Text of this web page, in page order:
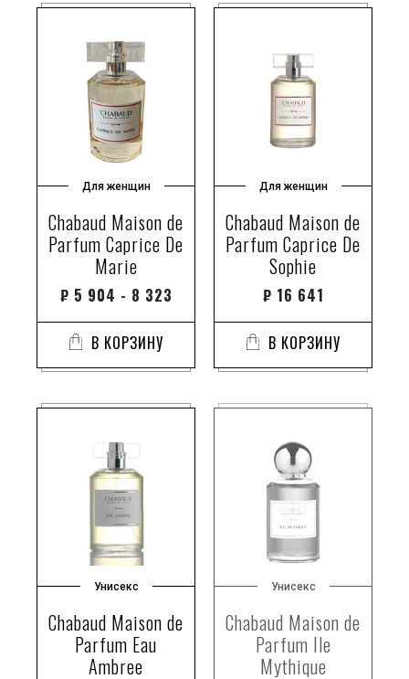
Для женщин
Chabaud Maison de
Parfum Caprice De
Marie
₽ 5 904 - 8 323
В КОРЗИНУ
Для женщин
Chabaud Maison de
Parfum Caprice De
Sophie
₽ 16 641
В КОРЗИНУ
Унисекс
Chabaud Maison de
Parfum Eau
Ambree
Унисекс
Chabaud Maison de
Parfum Ile
Mythique